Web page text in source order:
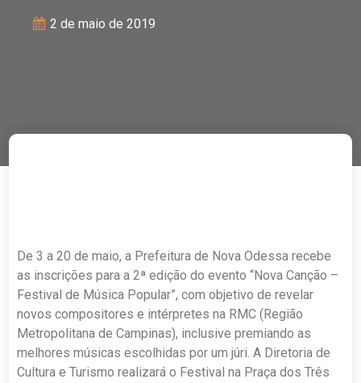
2 de maio de 2019
De 3 a 20 de maio, a Prefeitura de Nova Odessa recebe
as inscrições para a 2ª edição do evento “Nova Canção –
Festival de Música Popular”, com objetivo de revelar
novos compositores e intérpretes na RMC (Região
Metropolitana de Campinas), inclusive premiando as
melhores músicas escolhidas por um júri. A Diretoria de
Cultura e Turismo realizará o Festival na Praça dos Três